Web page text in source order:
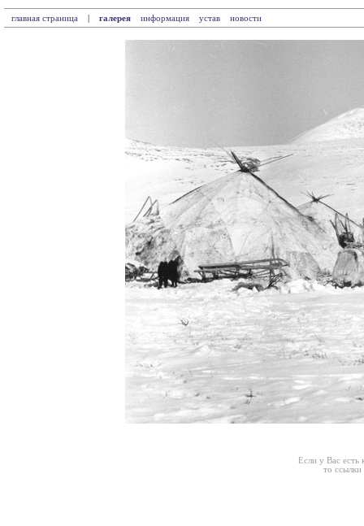
главная страница галерея информация устав новости
Если у Вас есть
то ссылки